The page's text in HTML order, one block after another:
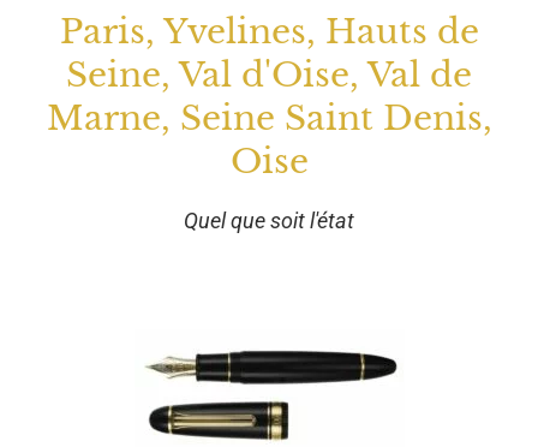
Paris, Yvelines, Hauts de
Seine, Val d'Oise, Val de
Marne, Seine Saint Denis,
Oise
Quel que soit l'état